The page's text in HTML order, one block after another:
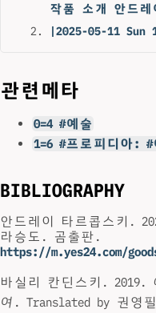
작품 소개 안드레
|2025-05-11 Sun
관련메타
0=4 #예술
1=6 #프로피디아: #
BIBLIOGRAPHY
안드레이 타르콥스키.
라승도. 곰출판.
https://m.yes24.com/
바실리 칸딘스키. 2019.
여 . Translated by 권영